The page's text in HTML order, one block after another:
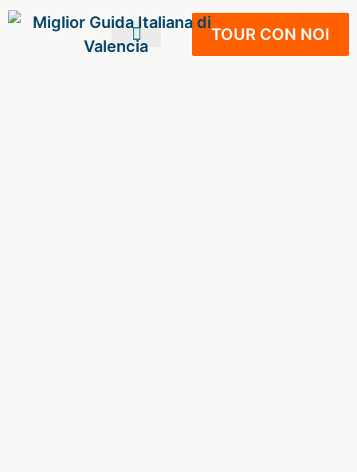
TOUR CON NOI